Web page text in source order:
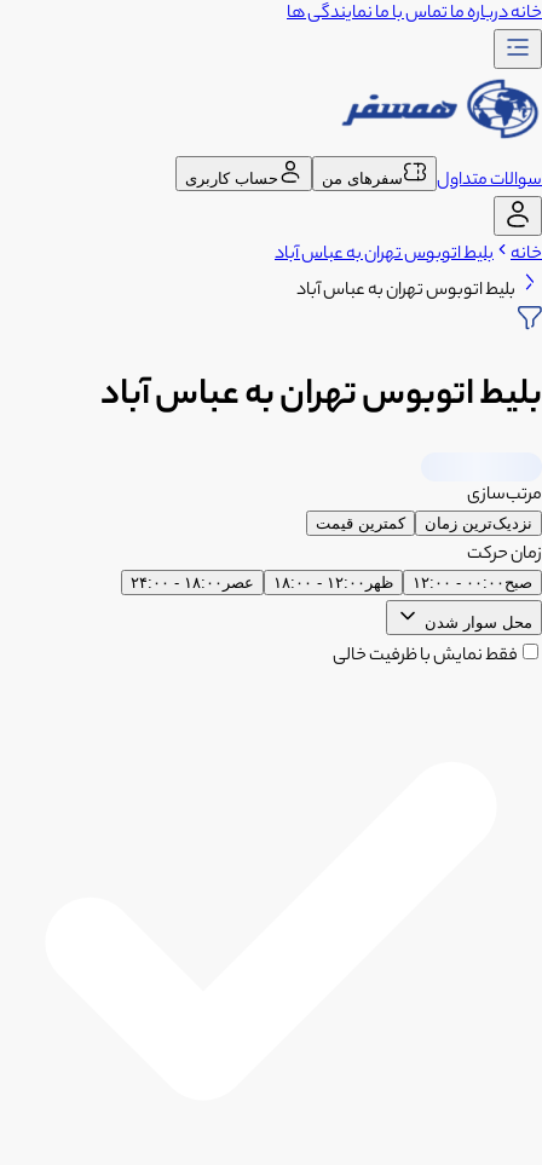
خانهدرباره ماتماس با مانمایندگی ها
سوالات متداول سفرهای من حساب کاربری
خانه بلیط اتوبوس تهران به عباس آباد
بلیط اتوبوس تهران به عباس آباد
بلیط اتوبوس تهران به عباس آباد
مرتب‌سازی
نزدیک‌ترین زمان کمترین قیمت
زمان حرکت
صبح ۰۰:۰۰ - ۱۲:۰۰ ظهر ۱۲:۰۰ - ۱۸:۰۰ عصر ۱۸:۰۰ - ۲۴:۰۰
محل سوار شدن
فقط نمایش با ظرفیت خالی